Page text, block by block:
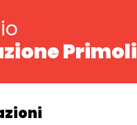
Primoli